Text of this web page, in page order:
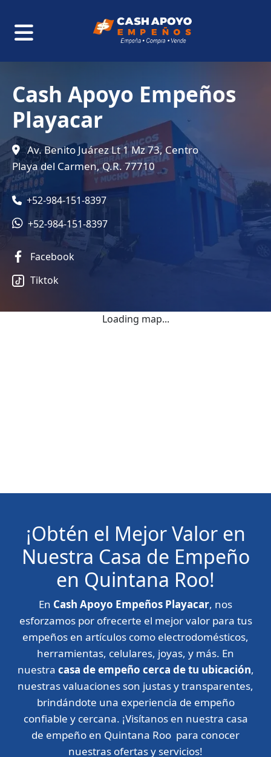
Cash Apoyo Empeños
Playacar
Av. Benito Juárez Lt 1 Mz 73, Centro
Playa del Carmen, Q.R. 77710
+52-984-151-8397
+52-984-151-8397
Facebook
Tiktok
Loading map...
¡Obtén el Mejor Valor en
Nuestra Casa de Empeño
en Quintana Roo!
En Cash Apoyo Empeños Playacar, nos
esforzamos por ofrecerte el mejor valor para tus
empeños en artículos como electrodomésticos,
herramientas, celulares, joyas, y más. En
nuestra casa de empeño cerca de tu ubicación,
nuestras valuaciones son justas y transparentes,
brindándote una experiencia de empeño
confiable y cercana. ¡Visítanos en nuestra casa
de empeño en Quintana Roo para conocer
nuestras ofertas y servicios!